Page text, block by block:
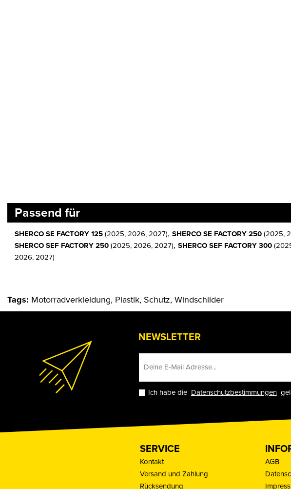
Passend für
SHERCO SE FACTORY 125(2025, 2026, 2027), SHERCO SE FACTORY 250(2025,
SHERCO SEF FACTORY 250(2025, 2026, 2027), SHERCO SEF FACTORY 300
2026, 2027)
Tags: Motorradverkleidung, Plastik, Schutz, Windschilder
NEWSLETTER
Ich habe die Datenschutzbestimmungen
SERVICE
Kontakt
Versand und Zahlung
Rücksendung
AGB